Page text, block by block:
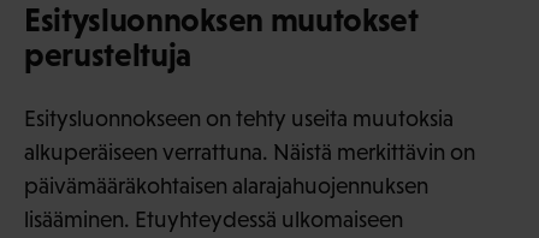
Esitysluonnoksen muutokset
perusteltuja
Esitysluonnokseen on tehty useita muutoksia
alkuperäiseen verrattuna. Näistä merkittävin on
päivämääräkohtaisen alarajahuojennuksen
lisääminen. Etuyhteydessä ulkomaiseen